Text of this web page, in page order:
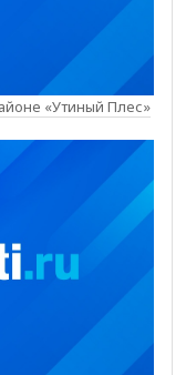
«Утиный Плес»